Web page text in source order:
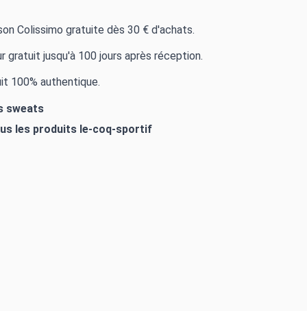
Colissimo gratuite dès 30 € d'achats.
gratuit jusqu'à 100 jours après réception.
100% authentique.
sweats
les produits le-coq-sportif